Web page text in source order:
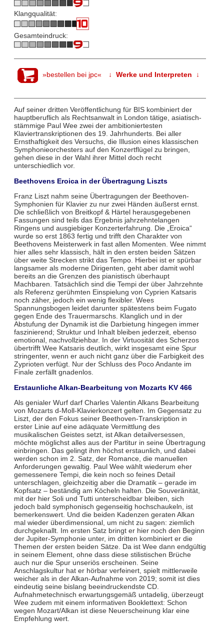
Klangqualität:
Gesamteindruck:
»bestellen bei jpc« ↓ Werke und Interpreten ↓
Auf seiner dritten Veröffentlichung für BIS kombiniert der
hauptberuflich als Rechtsanwalt in London tätige, asiatisch-
stämmige Paul Wee zwei der ambitioniertesten
Klaviertranskriptionen des 19. Jahrhunderts. Bei aller
Ernsthaftigkeit des Versuchs, die Illusion eines klassischen
Symphonieorchesters auf den Konzertflügel zu bringen,
gehen diese in der Wahl ihrer Mittel doch recht
unterschiedlich vor.
Beethovens Eroica in der Übertragung Liszts
Franz Liszt nahm seine Übertragungen der Beethoven-
Symphonien für Klavier zu nur zwei Händen äußerst ernst.
Die schließlich von Breitkopf & Härtel herausgegebenen
Fassungen sind teils das Ergebnis jahrzehntelangen
Ringens und ausgiebiger Konzerterfahrung. Die „Eroica“
wurde so erst 1863 fertig und trifft den Charakter von
Beethovens Meisterwerk in fast allen Momenten. Wee nimmt
hier alles sehr klassisch, hält in den ersten beiden Sätzen
über weite Strecken strikt das Tempo. Hierbei ist er spürbar
langsamer als moderne Dirigenten, geht aber damit wohl
bereits an die Grenzen des pianistisch überhaupt
Machbaren. Tatsächlich sind die Tempi der über Jahrzehnte
als Referenz gerühmten Einspielung von Cyprien Katsaris
noch zäher, jedoch ein wenig flexibler. Wees
Spannungsbogen leidet darunter spätestens beim Fugato
gegen Ende des Trauermarschs. Klanglich und in der
Abstufung der Dynamik ist die Darbietung hingegen immer
faszinierend; Struktur und Inhalt bleiben jederzeit, ebenso
emotional, nachvollziehbar. In der Virtuosität des Scherzos
übertrifft Wee Katsaris deutlich, wirkt insgesamt eine Spur
stringenter, wenn er auch nicht ganz über die Farbigkeit des
Zyprioten verfügt. Nur der Schluss des Poco Andante im
Finale zerfällt gnadenlos.
Erstaunliche Alkan-Bearbeitung von Mozarts KV 466
Als genialer Wurf darf Charles Valentin Alkans Bearbeitung
von Mozarts d-Moll-Klavierkonzert gelten. Im Gegensatz zu
Liszt, der den Fokus seiner Beethoven-Transkription in
erster Linie auf eine adäquate Vermittlung des
musikalischen Geistes setzt, ist Alkan detailversessen,
möchte möglichst alles aus der Partitur in seine Übertragung
einbringen. Das gelingt ihm höchst erstaunlich, und dabei
werden schon im 2. Satz, der Romance, die manuellen
Anforderungen gewaltig. Paul Wee wählt wiederum eher
gemessenere Tempi, die kein noch so feines Detail
unterschlagen, gleichzeitig aber die Dramatik – gerade im
Kopfsatz – beständig am Köcheln halten. Die Souveränität,
mit der hier Soli und Tutti unterscheidbar bleiben, sich
jedoch bald symphonisch gegenseitig hochschaukeln, ist
bemerkenswert. Und die beiden Kadenzen geraten Alkan
mal wieder überdimensional, um nicht zu sagen: ziemlich
durchgeknallt. Im ersten Satz bringt er hier noch den Beginn
der Jupiter-Symphonie unter, im dritten kombiniert er die
Themen der ersten beiden Sätze. Da ist Wee dann endgültig
in seinem Element, ohne dass diese stilistischen Brüche
auch nur die Spur unseriös erscheinen. Seine
Anschlagskultur hat er hörbar verfeinert, spielt mittlerweile
weicher als in der Alkan-Aufnahme von 2019; somit ist dies
eindeutig seine bislang beeindruckendste CD.
Aufnahmetechnisch erwartungsgemäß untadelig, überzeugt
Wee zudem mit einem informativen Booklettext: Schon
wegen Mozart/Alkan ist diese Neuerscheinung klar eine
Empfehlung wert.